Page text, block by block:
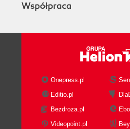
Współpraca
Onepress.pl
Editio.pl
Bezdroza.pl
Videopoint.pl